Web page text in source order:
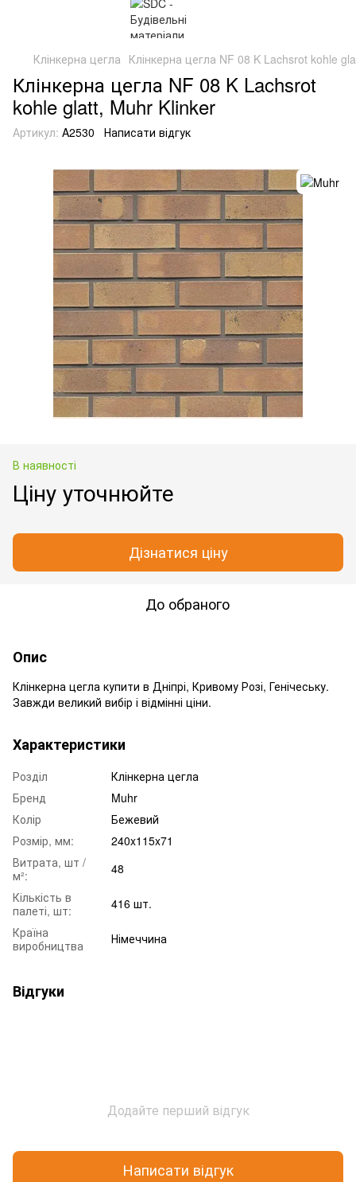
Клінкерна цегла Клінкерна цегла NF 08 K Lachsrot kohle
Клінкерна цегла NF 08 K Lachsrot
kohle glatt, Muhr Klinker
Артикул: A2530 Написати відгук
В наявності
Ціну уточнюйте
Дізнатися ціну
До обраного
Опис
Клінкерна цегла купити в Дніпрі, Кривому Розі, Генічеську.
Завжди великий вибір і відмінні ціни.
Характеристики
Розділ
Клінкерна цегла
Бренд
Muhr
Колір
Бежевий
Розмір, мм:
240x115x71
Витрата, шт /
м²:
48
Кількість в
палеті, шт:
416 шт.
Країна
виробництва
Німеччина
Відгуки
Додайте перший відгук
Написати відгук